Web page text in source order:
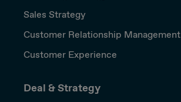
Sales Strategy
Customer Relationship Management
Customer Experience
Deal & Strategy